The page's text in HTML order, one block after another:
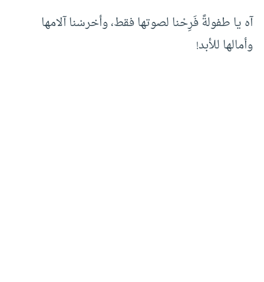
آه يا طفولةً فَرِحْنا لصوتها فقط، وأخرسْنا آلامها
وأمالها للأبد!